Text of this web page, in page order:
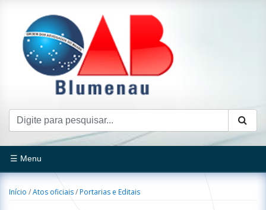
☰ Menu
Início /Atos oficiais/Portarias e Editais